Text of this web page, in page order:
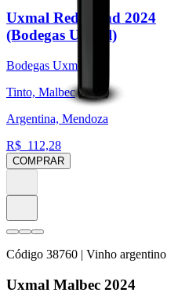
Uxmal Red Blend 2024
(Bodegas Uxmal)
Bodegas Uxmal
Tinto, Malbec
Argentina, Mendoza
R$ 112,28
COMPRAR
Código 38760 | Vinho argentino
Uxmal Malbec 2024